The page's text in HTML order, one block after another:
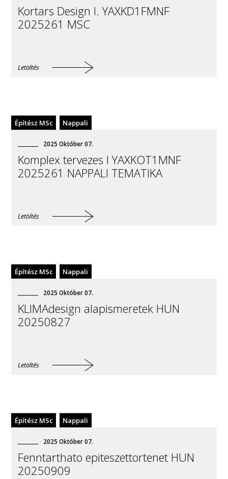
Kortars Design I. YAXKD1FMNF
2025261 MSC
Letöltés
Építész MSc Nappali
2025 Október 07.
Komplex tervezes I YAXKOT1MNF
2025261 NAPPALI TEMATIKA
Letöltés
Építész MSc Nappali
2025 Október 07.
KLIMAdesign alapismeretek HUN
20250827
Letöltés
Építész MSc Nappali
2025 Október 07.
Fenntarthato epiteszettortenet HUN
20250909